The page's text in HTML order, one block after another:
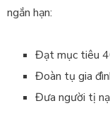
ngắn hạn:
Đạt mục tiêu
Đoàn tụ gia
Đưa người tị